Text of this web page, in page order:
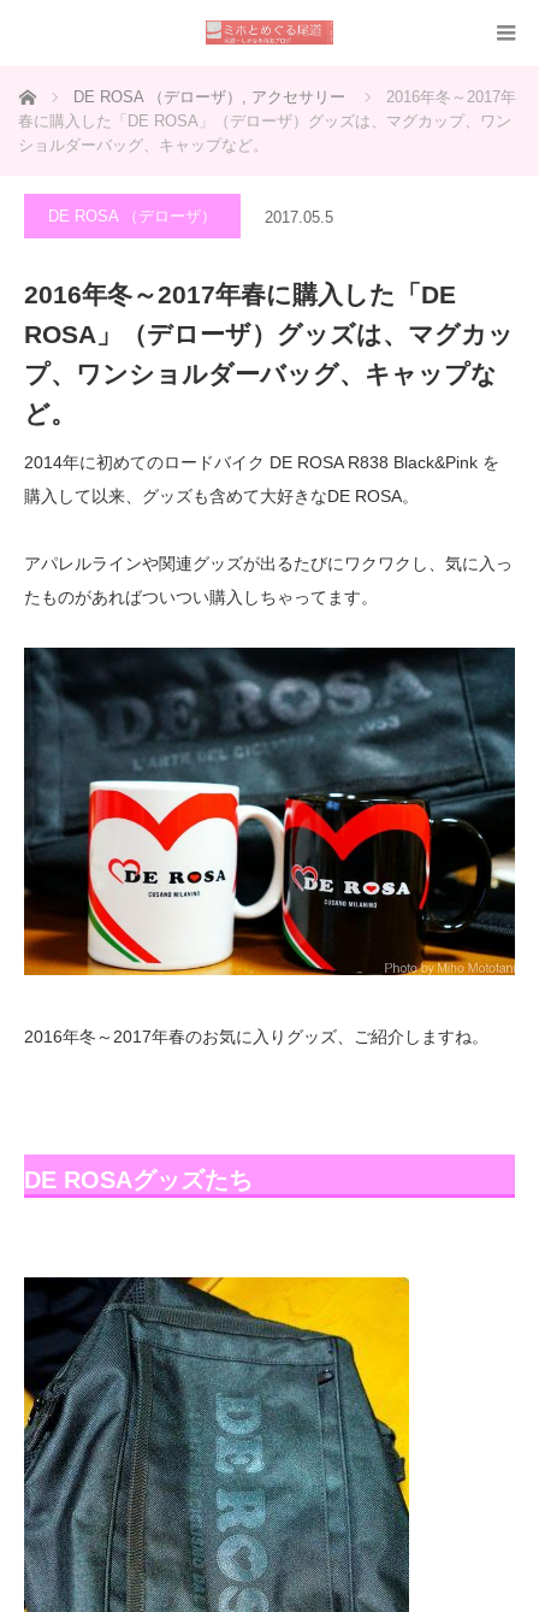
ホーム DE ROSA （デローザ） , アクセサリー
2016年冬～2017年
春に購入した「DE ROSA」（デローザ）グッズは、マグカップ、ワン
ショルダーバッグ、キャップなど。
DE ROSA （デローザ） 2017.05.5
2016年冬～2017年春に購入した「DE
ROSA」（デローザ）グッズは、マグカッ
プ、ワンショルダーバッグ、キャップな
ど。
2014年に初めてのロードバイク DE ROSA R838 Black&Pink を
購入して以来、グッズも含めて大好きなDE ROSA。
アパレルラインや関連グッズが出るたびにワクワクし、気に入っ
たものがあればついつい購入しちゃってます。
2016年冬～2017年春のお気に入りグッズ、ご紹介しますね。
DE ROSAグッズたち